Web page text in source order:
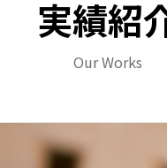
実績紹
Our Works